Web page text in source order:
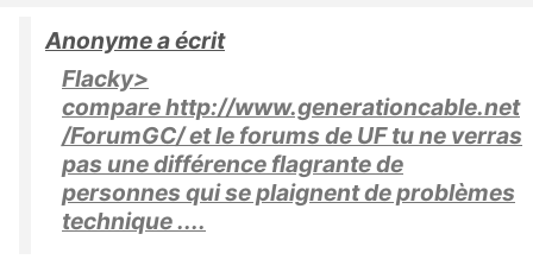
Anonyme a écrit
Flacky>
compare http://www.generationcable.net
/ForumGC/ et le forums de UF tu ne verras
pas une différence flagrante de
personnes qui se plaignent de problèmes
technique ....